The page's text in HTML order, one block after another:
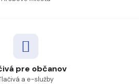
pre občanov
a e-služby